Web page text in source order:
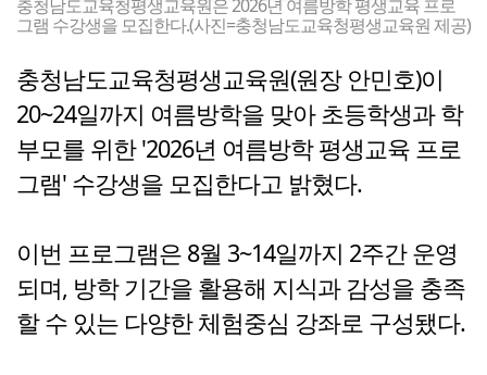
충청남도교육청평생교육원은 2026년 여름방학 평생교육 프로
그램 수강생을 모집한다.(사진=충청남도교육청평생교육원 제공)
충청남도교육청평생교육원(원장 안민호)이
20~24일까지 여름방학을 맞아 초등학생과 학
부모를 위한 '2026년 여름방학 평생교육 프로
그램' 수강생을 모집한다고 밝혔다.
이번 프로그램은 8월 3~14일까지 2주간 운영
되며, 방학 기간을 활용해 지식과 감성을 충족
할 수 있는 다양한 체험중심 강좌로 구성됐다.